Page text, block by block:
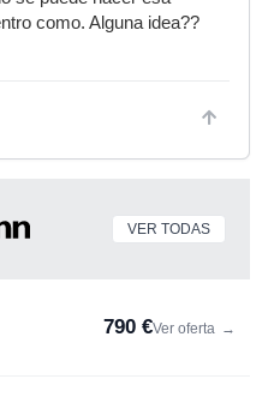
como. Alguna idea??
VER TODAS
790 €Ver oferta →